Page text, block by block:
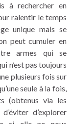
à rechercher en
ralentir le temps
unique mais se
peut cumuler en
armes qui se
n’est pas toujours
plusieurs fois sur
seule à la fois,
(obtenus via les
d’explorer